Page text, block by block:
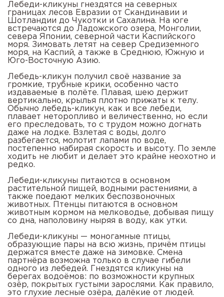
Лебеди-кликуны гнездятся на северных
границах лесов Евразии от Скандинавии и
Шотландии до Чукотки и Сахалина. На юге
встречаются до Ладожского озера, Монголии,
севера Японии, северной части Каспийского
моря. Зимовать летят на север Средиземного
моря, на Каспий, а также в Среднюю, Южную и
Юго-Восточную Азию.
Лебедь-кликун получил своё название за
громкие, трубные крики, особенно часто
издаваемые в полёте. Плавая, шею держит
вертикально, крылья плотно прижаты к телу.
Обычно лебедь-кликун, как и все лебеди,
плавает неторопливо и величественно, но если
его преследовать, то с трудом можно догнать
даже на лодке. Взлетая с воды, долго
разбегается, молотит лапами по воде,
постепенно набирая скорость и высоту. По земле
ходить не любит и делает это крайне неохотно и
редко.
Лебеди-кликуны питаются в основном
растительной пищей, водными растениями, а
также поедают мелких беспозвоночных
животных. Птенцы питаются в основном
животным кормом на мелководье, добывая пищу
со дна, наполовину ныряя в воду, как утки.
Лебеди-кликуны — моногамные птицы,
образующие пары на всю жизнь, причём птицы
держатся вместе даже на зимовке. Смена
партнёра возможна только в случае гибели
одного из лебедей. Гнездятся кликуны на
берегах водоёмов: по возможности крупных
озёр, покрытых густыми зарослями. Как правило,
это глухие лесные озёра, далёкие от людей.